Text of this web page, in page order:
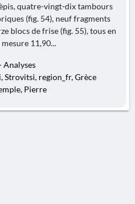
quatre-vingt-dix tambours
(fig. 54), neuf fragments
blocs de frise (fig. 55), tous en
11,90...
Analyses
Strovitsi, region_fr, Grèce
Pierre